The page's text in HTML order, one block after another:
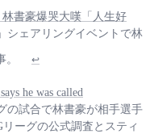
書豪爆哭大嘆「人生好
シェアリングイベントで林
↩
he was called
の試合で林書豪が相手選手
ーグの公式調査とスティ